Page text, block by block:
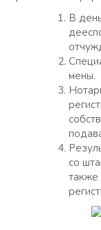
В
мены.
со
также